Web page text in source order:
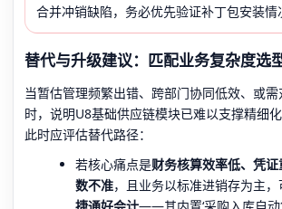
合并冲销缺陷，务必优先验证补丁包安装情
替代与升级建议：匹配业务复杂度选
当暂估管理频繁出错、跨部门协同低效、或
时，说明U8基础供应链模块已难以支撑精细化
此时应评估替代路径：
若核心痛点是财务核算效率低、凭
数不准，且业务以标准进销存为主